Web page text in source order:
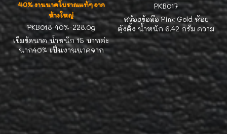
40% งานนาคโบราณแท้ๆ จาก
ห้างใหญ่
PKB018-40%-228.0g
เข็มขัดนาค น้ำหนัก 15 บาทค่ะ
นาก40% เป็นงานนาคจาก
ห้างใหญ่ ห้างทองฮั่วเซ่งเฮง
งานโบราณแท้ๆ สวยกริ้ป ชิ้น
นี้อายุ30-40 ปีค่ะ งานนาค
เปอร์เซ็นต์ทองมาตรฐาน
ความยาว สูงสุด 35 นิ้ว เอว
เล็กกว่านี้ ใส่ได้ค่ะ สายสะสม
งานโบราณสวยๆ แนะนำค่ะ
PKB017
สร้อยข้อมือ Pink Gold ห้อย
ตุ้งติ้ง น้ำหนัก 6.42 กรัม ความ
ยาว 17.0 ซม. ค่ะ Pink Gold สี
สวยเปอร์เซ็นต์ทองสูงค่ะ ใส่
สวยน่ารัก สามารถปรับความ